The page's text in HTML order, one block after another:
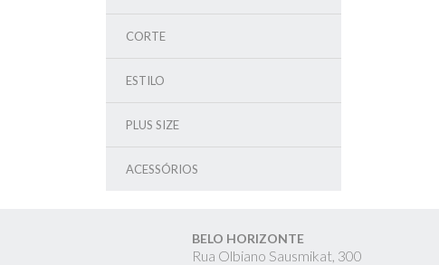
CORTE
ESTILO
PLUS SIZE
ACESSÓRIOS
BELO HORIZONTE
Rua Olbiano Sausmikat, 300